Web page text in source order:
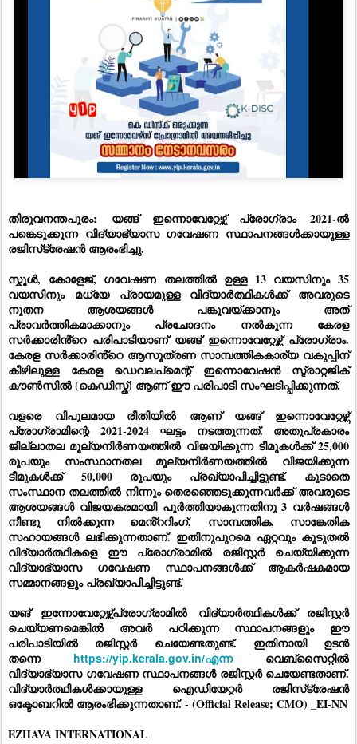
തിരുവനന്തപുരം: യങ്ങ് ഇന്നൊവേറ്റേഴ്സ് പ്രോഗ്രാം 2021-ൽ
പങ്കെടുക്കുന്ന വിദ്യാഭ്യാസ ഗവേഷണ സ്ഥാപനങ്ങൾക്കായുള്ള
രജിസ്‌ട്രേഷൻ ആരംഭിച്ചു.
സ്കൂൾ, കോളേജ്, ഗവേഷണ തലത്തിൽ ഉള്ള 13 വയസിനും 35
വയസിനും മധ്യേ പ്രായമുള്ള വിദ്യാർത്ഥികൾക്ക് അവരുടെ
നൂതന ആശയങ്ങൾ പങ്കുവയ്ക്കാനും അത്
പ്രാവർത്തികമാക്കാനും പ്രചോദനം നൽകുന്ന കേരള
സർക്കാരിൻ്റെ പരിപാടിയാണ് യങ്ങ് ഇന്നൊവേറ്റേഴ്സ് പ്രോഗ്രാം.
കേരള സർക്കാരിൻ്റെ ആസൂത്രണ സാമ്പത്തികകാര്യ വകുപ്പിന്
കീഴിലുള്ള കേരള ഡെവലപ്മെന്റ് ഇന്നൊവേഷൻ സ്ട്രാറ്റജിക്
കൗൺസിൽ (കെഡിസ്ക്) ആണ് ഈ പരിപാടി സംഘടിപ്പിക്കുന്നത്.
വളരെ വിപുലമായ രീതിയിൽ ആണ് യങ്ങ് ഇന്നൊവേറ്റേഴ്സ്
പ്രോഗ്രാമിന്റെ 2021-2024 ഘട്ടം നടത്തുന്നത്. അതുപ്രകാരം
ജില്ലാതല മൂല്യനിർണയത്തിൽ വിജയിക്കുന്ന ടീമുകൾക്ക് 25,000
രൂപയും സംസ്ഥാനതല മൂല്യനിർണയത്തിൽ വിജയിക്കുന്ന
ടീമുകൾക്ക് 50,000 രൂപയും പ്രഖ്യാപിച്ചിട്ടുണ്ട്. കൂടാതെ
സംസ്ഥാന തലത്തിൽ നിന്നും തെരഞ്ഞെടുക്കുന്നവർക്ക് അവരുടെ
ആശയങ്ങൾ വിജയകരമായി പൂർത്തിയാകുന്നതിനു 3 വർഷങ്ങൾ
നീണ്ടു നിൽക്കുന്ന മെൻ്ററിംഗ്, സാമ്പത്തിക, സാങ്കേതിക
സഹായങ്ങൾ ലഭിക്കുന്നതാണ്. ഇതിനുപുറമെ ഏറ്റവും കൂടുതൽ
വിദ്യാർത്ഥികളെ ഈ പ്രോഗ്രാമിൽ രജിസ്റ്റർ ചെയ്യിക്കുന്ന
വിദ്യാഭ്യാസ ഗവേഷണ സ്ഥാപനങ്ങൾക്ക് ആകർഷകമായ
സമ്മാനങ്ങളും പ്രഖ്യാപിച്ചിട്ടുണ്ട്.
യങ് ഇന്നോവേറ്റേഴ്സ്പ്രോഗ്രാമിൽ വിദ്യാർത്ഥികൾക്ക് രജിസ്റ്റർ
ചെയ്യണമെങ്കിൽ അവർ പഠിക്കുന്ന സ്ഥാപനങ്ങളും ഈ
പരിപാടിയിൽ രജിസ്റ്റർ ചെയേണ്ടതുണ്ട്. ഇതിനായി ഉടൻ
തന്നെ https://yip.kerala.gov.in/എന്ന വെബ്സൈറ്റിൽ
വിദ്യാഭ്യാസ ഗവേഷണ സ്ഥാപനങ്ങൾ രജിസ്റ്റർ ചെയേണ്ടതാണ്.
വിദ്യാർത്ഥികൾക്കായുള്ള ഐഡിയേറ്റർ രജിസ്‌ട്രേഷൻ
ഒക്ടോബറിൽ ആരംഭിക്കുന്നതാണ്. - (Official Release; CMO) _EI-NN
EZHAVA INTERNATIONAL